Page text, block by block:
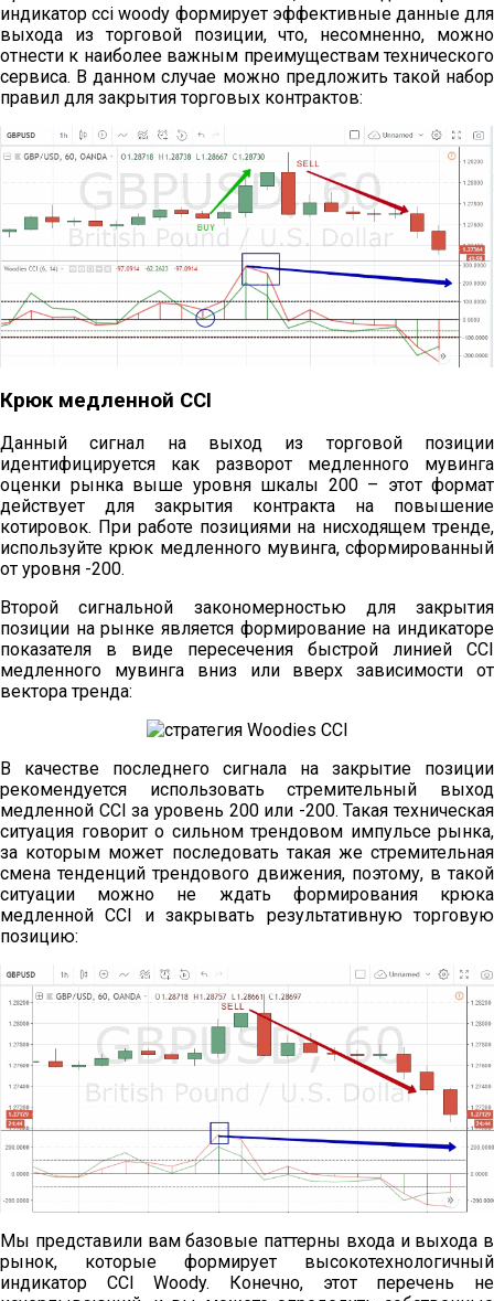
индикатор cci woody формирует эффективные данные для
выхода из торговой позиции, что, несомненно, можно
отнести к наиболее важным преимуществам технического
сервиса. В данном случае можно предложить такой набор
правил для закрытия торговых контрактов:
Крюк медленной CCI
Данный сигнал на выход из торговой позиции
идентифицируется как разворот медленного мувинга
оценки рынка выше уровня шкалы 200 – этот формат
действует для закрытия контракта на повышение
котировок. При работе позициями на нисходящем тренде,
используйте крюк медленного мувинга, сформированный
от уровня -200.
Второй сигнальной закономерностью для закрытия
позиции на рынке является формирование на индикаторе
показателя в виде пересечения быстрой линией CCI
медленного мувинга вниз или вверх зависимости от
вектора тренда:
В качестве последнего сигнала на закрытие позиции
рекомендуется использовать стремительный выход
медленной CCI за уровень 200 или -200. Такая техническая
ситуация говорит о сильном трендовом импульсе рынка,
за которым может последовать такая же стремительная
смена тенденций трендового движения, поэтому, в такой
ситуации можно не ждать формирования крюка
медленной CCI и закрывать результативную торговую
позицию:
Мы представили вам базовые паттерны входа и выхода в
рынок, которые формирует высокотехнологичный
индикатор CCI Woody. Конечно, этот перечень не